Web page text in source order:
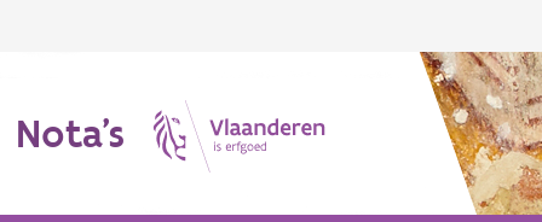
Nota's